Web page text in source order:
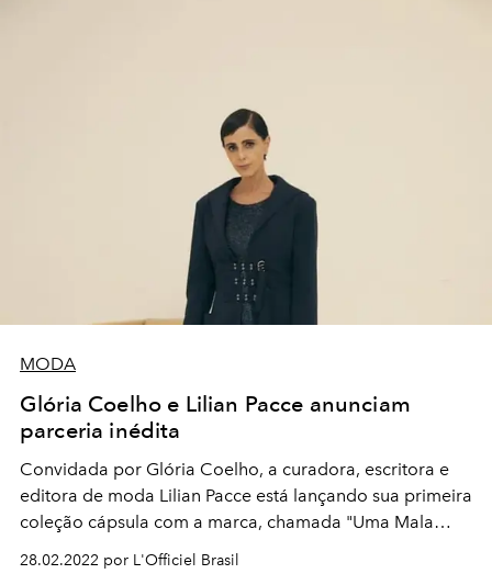
MODA
Glória Coelho e Lilian Pacce anunciam
parceria inédita
Convidada por Glória Coelho, a curadora, escritora e
editora de moda Lilian Pacce está lançando sua primeira
coleção cápsula com a marca, chamada "Uma Mala
28.02.2022 por L'Officiel Brasil